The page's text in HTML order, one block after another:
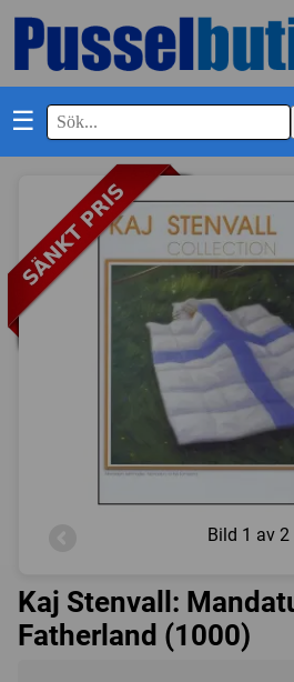
☰
Bild 1 av 2
Kaj Stenvall:
Fatherland (1000)